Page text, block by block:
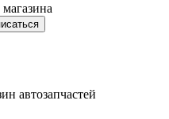
автозапчастей